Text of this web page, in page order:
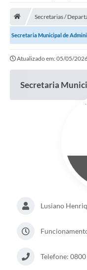
Portal da Transparência
Mais
Secretarias /
Secretaria Municipal de
Atualizado em: 05/05/
Secretaria
Lusiano
Telefone: